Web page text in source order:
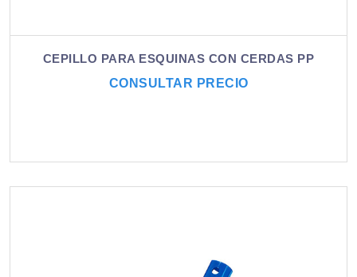
CEPILLO PARA ESQUINAS CON CERDAS PP
CONSULTAR PRECIO